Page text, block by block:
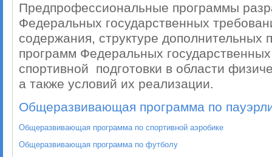
Предпрофессиональные программы
Федеральных государственных
содержания, структуре
программ Федеральных
спортивной подготовки в области
а также условий их реализации.
Общеразвивающая программа по
Общеразвивающая программа по спортивной аэробике
Общеразвивающая программа по футболу